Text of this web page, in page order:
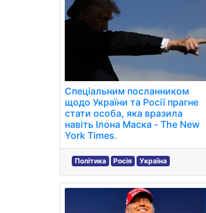
Спеціальним посланником
щодо України та Росії прагне
стати особа, яка вразила
навіть Ілона Маска - The New
York Times.
Політика Росія Україна